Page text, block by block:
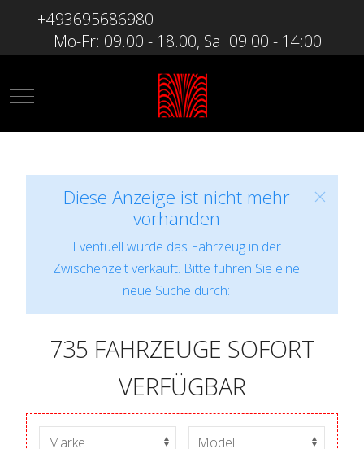
+493695686980
Mo-Fr: 09.00 - 18.00, Sa: 09:00 - 14:00
Mobile Menu Toggle
Diese Anzeige ist nicht mehr
vorhanden
Eventuell wurde das Fahrzeug in der
Zwischenzeit verkauft. Bitte führen Sie eine
neue Suche durch:
735 FAHRZEUGE SOFORT
VERFÜGBAR